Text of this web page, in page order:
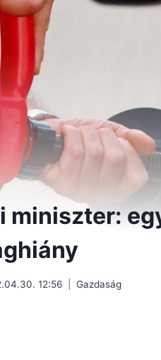
miniszter:
12:56 Gazdaság